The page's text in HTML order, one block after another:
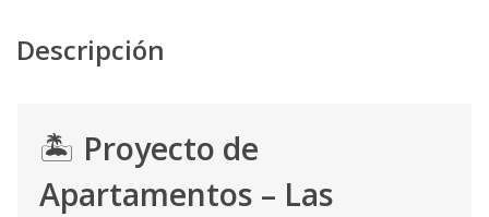
Descripción
🏝️ Proyecto de
Apartamentos – Las